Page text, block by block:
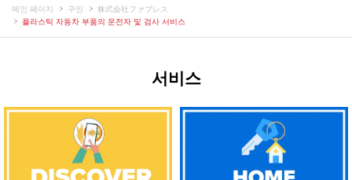
메인 페이지 구인
株式会社ファブレス
플라스틱 자동차 부품의 운전자 및 검사 서비스
서비스